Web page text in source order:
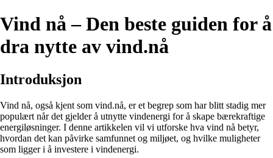
Vind nå – Den beste guiden for å
dra nytte av vind.nå
Introduksjon
Vind nå, også kjent som vind.nå, er et begrep som har blitt stadig mer
populært når det gjelder å utnytte vindenergi for å skape bærekraftige
energiløsninger. I denne artikkelen vil vi utforske hva vind nå betyr,
hvordan det kan påvirke samfunnet og miljøet, og hvilke muligheter
som ligger i å investere i vindenergi.